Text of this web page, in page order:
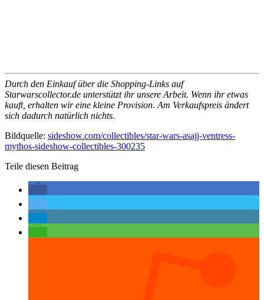
Durch den Einkauf über die Shopping-Links auf
Starwarscollector.de unterstützt ihr unsere Arbeit. Wenn ihr etwas
kauft, erhalten wir eine kleine Provision. Am Verkaufspreis ändert
sich dadurch natürlich nichts.
Bildquelle: sideshow.com/collectibles/star-wars-asajj-ventress-
mythos-sideshow-collectibles-300235
Teile diesen Beitrag